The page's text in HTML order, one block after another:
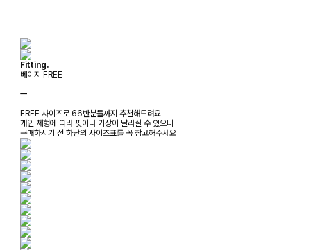
Fitting.
베이지 FREE
ㅡ
FREE 사이즈로 66반분들까지 추천해드려요
개인 체형에 따라 핏이나 기장이 달라질 수 있으니
구매하시기 전 하단의 사이즈표를 꼭 참고해주세요